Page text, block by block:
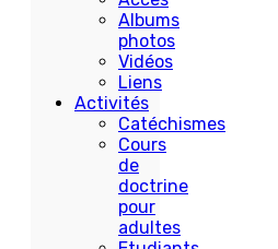
Albums
photos
Vidéos
Liens
Activités
Catéchismes
Cours
de
doctrine
pour
adultes